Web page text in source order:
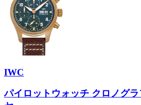
IWC
パイロットウォッチ クロノグ